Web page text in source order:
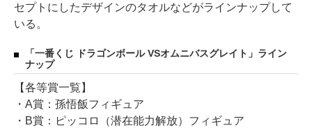
セプトにしたデザインのタオルなどがラインナップして
いる。
「一番くじ ドラゴンボール VSオムニバスグレイト」ライン
ナップ
【各等賞一覧】
・A賞：孫悟飯フィギュア
・B賞：ピッコロ（潜在能力解放）フィギュア